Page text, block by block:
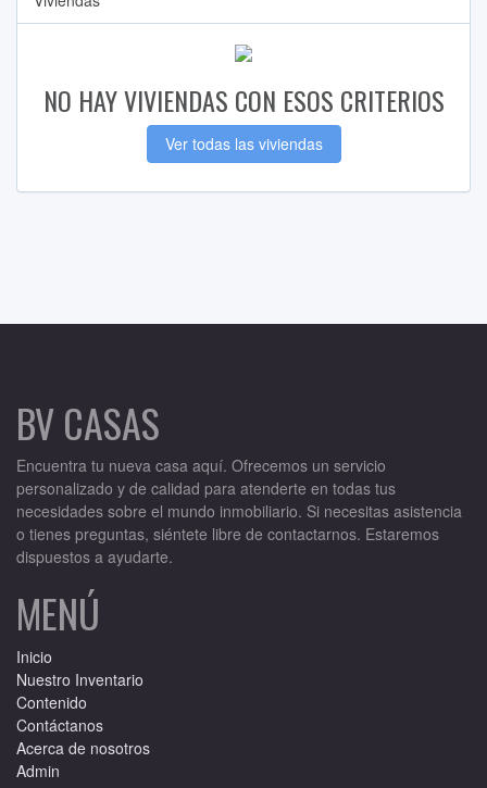
NO HAY VIVIENDAS CON ESOS CRITERIOS
Ver todas las viviendas
BV CASAS
Encuentra tu nueva casa aquí. Ofrecemos un servicio
personalizado y de calidad para atenderte en todas tus
necesidades sobre el mundo inmobiliario. Si necesitas asistencia
o tienes preguntas, siéntete libre de contactarnos. Estaremos
dispuestos a ayudarte.
MENÚ
Inicio
Nuestro Inventario
Contenido
Contáctanos
Acerca de nosotros
Admin